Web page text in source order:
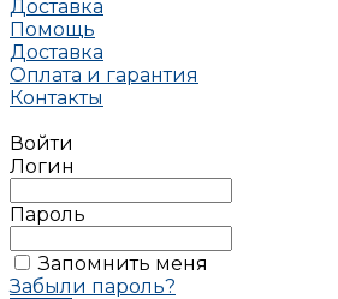
Доставка
Помощь
Доставка
Оплата и гарантия
Контакты
Войти
Логин
Пароль
Запомнить меня
Забыли пароль?